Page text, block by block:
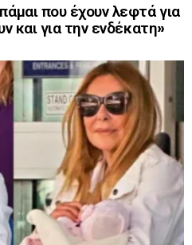
που έχουν λεφτά για
και για την ενδέκατη»